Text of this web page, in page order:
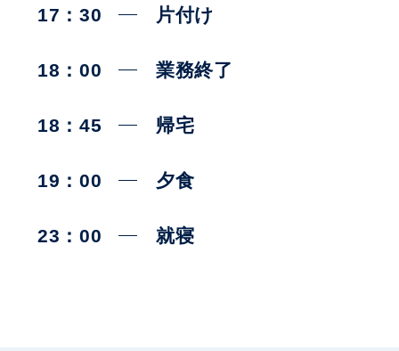
17：30 片付け
18：00 業務終了
18：45 帰宅
19：00 夕食
23：00 就寝